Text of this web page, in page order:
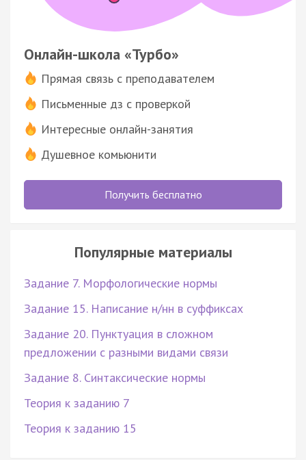
Онлайн-школа «Турбо»
Прямая связь с преподавателем
Письменные дз с проверкой
Интересные онлайн-занятия
Душевное комьюнити
Получить бесплатно
Популярные материалы
Задание 7. Морфологические нормы
Задание 15. Написание н/нн в суффиксах
Задание 20. Пунктуация в сложном
предложении с разными видами связи
Задание 8. Синтаксические нормы
Теория к заданию 7
Теория к заданию 15